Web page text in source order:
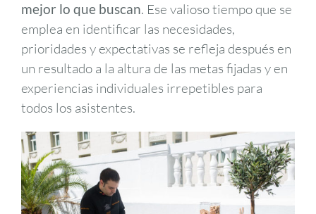
mejor lo que buscan. Ese valioso tiempo que se
emplea en identificar las necesidades,
prioridades y expectativas se refleja después en
un resultado a la altura de las metas fijadas y en
experiencias individuales irrepetibles para
todos los asistentes.